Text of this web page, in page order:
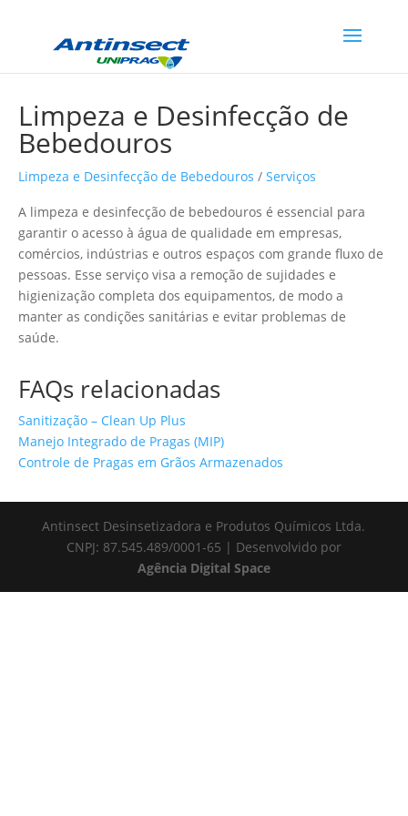
Limpeza e Desinfecção de
Bebedouros
Limpeza e Desinfecção de Bebedouros / Serviços
A limpeza e desinfecção de bebedouros é essencial para
garantir o acesso à água de qualidade em empresas,
comércios, indústrias e outros espaços com grande fluxo de
pessoas. Esse serviço visa a remoção de sujidades e
higienização completa dos equipamentos, de modo a
manter as condições sanitárias e evitar problemas de
saúde.
FAQs relacionadas
Sanitização – Clean Up Plus
Manejo Integrado de Pragas (MIP)
Controle de Pragas em Grãos Armazenados
Antinsect Desinsetizadora e Produtos Químicos Ltda.
CNPJ: 87.545.489/0001-65 | Desenvolvido por
Agência Digital Space